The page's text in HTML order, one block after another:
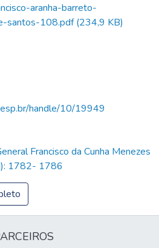
aranha-barreto-
santos-108.pdf(234,9 KB)
handle/10/19949
Francisco da Cunha Menezes
1782- 1786